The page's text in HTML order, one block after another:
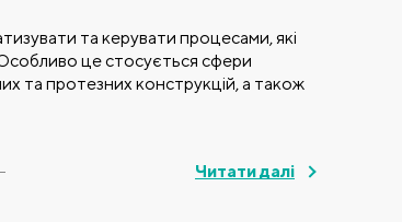
та керувати процесами, які
Особливо це стосується сфери
та протезних конструкцій, а також
Читати далі